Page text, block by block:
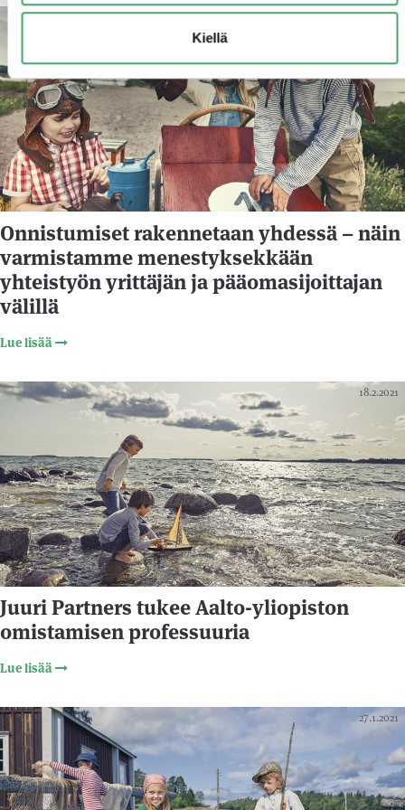
Kiellä
11.3.2021
Onnistumiset rakennetaan yhdessä – näin
varmistamme menestyksekkään
yhteistyön yrittäjän ja pääomasijoittajan
välillä
Lue lisää
18.2.2021
Juuri Partners tukee Aalto-yliopiston
omistamisen professuuria
Lue lisää
27.1.2021